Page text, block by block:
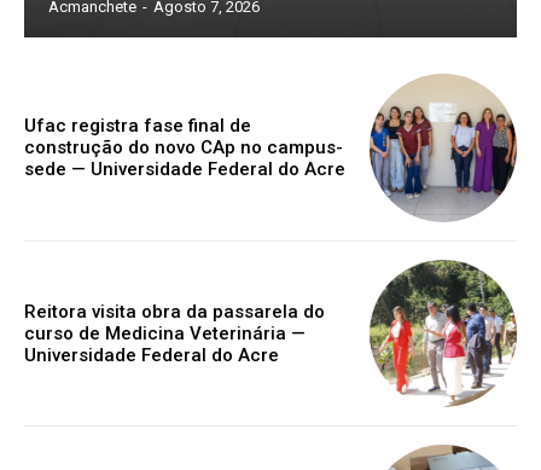
Acmanchete - Agosto 7, 2026
Ufac registra fase final de
construção do novo CAp no campus-
sede — Universidade Federal do Acre
Reitora visita obra da passarela do
curso de Medicina Veterinária —
Universidade Federal do Acre